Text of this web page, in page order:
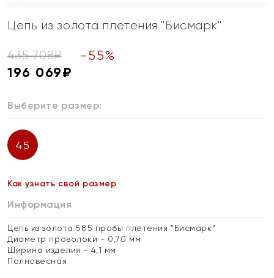
Цепь из золота плетения "Бисмарк"
435 708₽ - 55%
196 069₽
Выберите размер:
45
Как узнать свой размер
Информация
Цепь из золота 585 пробы плетения "Бисмарк"
Диаметр проволоки - 0,70 мм
Ширина изделия - 4,1 мм
Полновесная